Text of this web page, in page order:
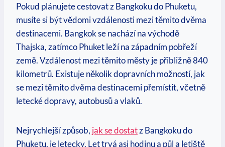
Pokud plánujete cestovat ⁤z ​Bangkoku do Phuketu,
musíte si být vědomi vzdálenosti mezi těmito⁤ dvěma
destinacemi.‌ Bangkok se​ nachází na východě
Thajska, zatímco‍ Phuket leží na západním pobřeží ​
země. Vzdálenost mezi ⁣těmito městy je přibližně 840
kilometrů. Existuje několik dopravních ​možností, jak
se mezi těmito dvěma ⁤destinacemi přemístit, včetně
letecké dopravy, ​autobusů a ⁤vlaků.
Nejrychlejší způsob, jak⁢ se ⁤dostat‍ z Bangkoku do⁤
Phuketu, je‌ letecky. Let trvá ⁤asi hodinu a půl ⁤a letiště